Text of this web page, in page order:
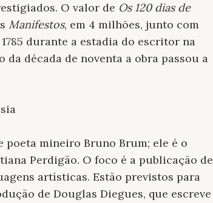
O valor de Os 120 dias de
Manifestos, em 4 milhões, junto com
durante a estadia do escritor na
década de noventa a obra passou a
poeta mineiro Bruno Brum; ele é o
Perdigão. O foco é a publicação de
artísticas. Estão previstos para
de Douglas Diegues, que escreve